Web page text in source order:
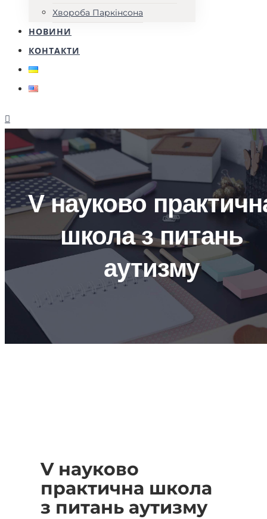
Хвороба Паркінсона
НОВИНИ
КОНТАКТИ
V науково
школа з питань
аутизму
V науково
практична школа
з питань аутизму